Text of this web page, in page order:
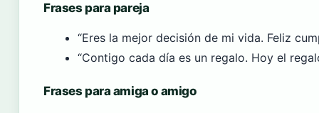
Frases para pareja
“Eres la mejor decisión de mi vida. Feliz
“Contigo cada día es un regalo. Hoy el
Frases para amiga o amigo